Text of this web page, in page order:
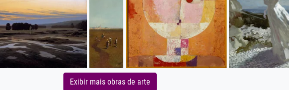
Exibir mais obras de arte